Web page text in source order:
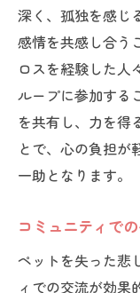
深く、孤独を感じ
感情を共感し合う
ロスを経験した人
ループに参加する
を共有し、力を得
とで、心の負担が
一助となります。
コミュニティで
ペットを失った悲
ィでの交流が効果